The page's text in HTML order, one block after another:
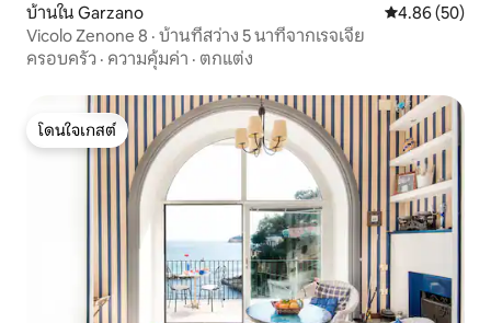
บ้านใน Garzano คะแนนเฉลี่ย
4.86 (50)
Vicolo Zenone 8 · บ้านที่สว่าง 5 นาทีจากเรจเจีย
ครอบครัว · ความคุ้มค่า · ตกแต่ง
โดนใจเกสต์
โดนใจเกสต์